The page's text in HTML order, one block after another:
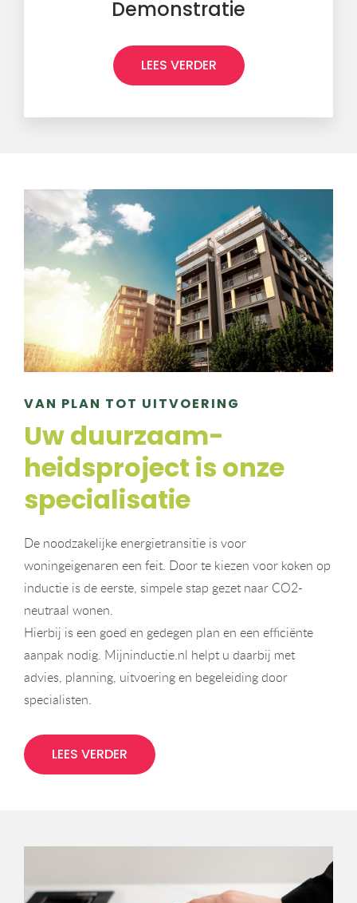
Demonstratie
LEES VERDER
VAN PLAN TOT UITVOERING
Uw duurzaam-
heidsproject is onze
specialisatie
De noodzakelijke energietransitie is voor
woningeigenaren een feit. Door te kiezen voor koken op
inductie is de eerste, simpele stap gezet naar CO2-
neutraal wonen.
Hierbij is een goed en gedegen plan en een efficiënte
aanpak nodig. Mijninductie.nl helpt u daarbij met
advies, planning, uitvoering en begeleiding door
specialisten.
LEES VERDER